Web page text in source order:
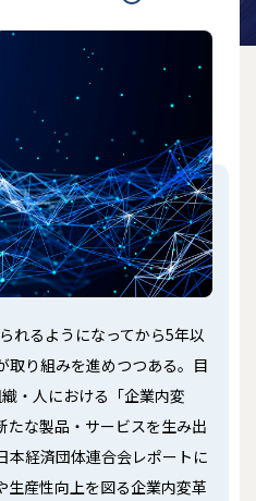
れるようになってから5年以
取り組みを進めつつある。目
・人における「企業内変
たな製品・サービスを生み出
本経済団体連合会レポートに
生産性向上を図る企業内変革